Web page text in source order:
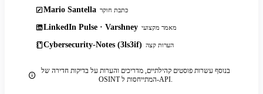
Mario Santella כתבת חוקר
LinkedIn Pulse · Varshney מאמר מקצועי
Cybersecurity-Notes (3ls3if) הערות קצה
בנוסף עשרות פוסטים קהילתיים, מדריכים והערות על בדיקות חדירה של
OSINT המתייחסות ל-API.